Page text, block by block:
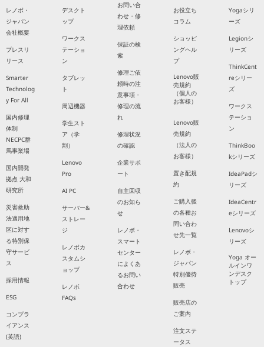
レノボ・
ジャパン
会社概要
プレスリ
リース
Smarter
Technolog
y For All
国内修理
体制
NECPC群
馬事業場
国内開発
拠点 大和
研究所
災害救助
法適用地
区に対す
る特別保
守サービ
ス
採用情報
ESG
コンプラ
イアンス
(英語)
デスクト
ップ
ワークス
テーショ
ン
タブレッ
ト
周辺機器
学生スト
ア（学
割）
Lenovo
Pro
AI PC
サーバー&
ストレー
ジ
レノボカ
スタムシ
ョップ
レノボ
FAQs
お問い合
わせ・修
理依頼
保証の検
索
修理ご依
頼時の注
意事項・
修理の流
れ
修理状況
の確認
企業サポ
ート
自主回収
のお知ら
せ
レノボ・
スマート
センター
によくあ
るお問い
合わせ
お役立ち
コラム
ショッピ
ングヘル
プ
Lenovo販
売規約
（個人の
お客様）
Lenovo販
売規約
（法人の
お客様）
置き配規
約
ご購入後
の各種お
問い合わ
せ先一覧
レノボ・
ジャパン
特別優待
販売
販売店の
ご案内
注文ステ
ータス
Yogaシリ
ーズ
Legionシ
リーズ
ThinkCent
reシリー
ズ
ワークス
テーショ
ン
ThinkBoo
kシリーズ
IdeaPadシ
リーズ
IdeaCentr
eシリーズ
Lenovoシ
リーズ
Yoga オー
ルインワ
ンデスク
トップ